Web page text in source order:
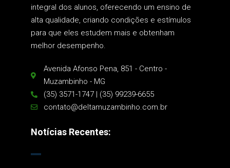
integral dos alunos, oferecendo um ensino de
alta qualidade, criando condições e estímulos
para que eles estudem mais e obtenham
melhor desempenho.
Avenida Afonso Pena, 851 - Centro -
Muzambinho - MG
(35) 3571-1747 | (35) 99239-6655
contato@deltamuzambinho.com.br
Notícias Recentes: